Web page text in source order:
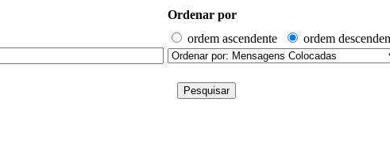
Ordenar por
ordem ascendente ordem